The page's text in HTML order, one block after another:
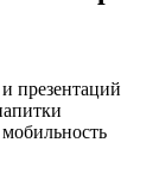
презентаций